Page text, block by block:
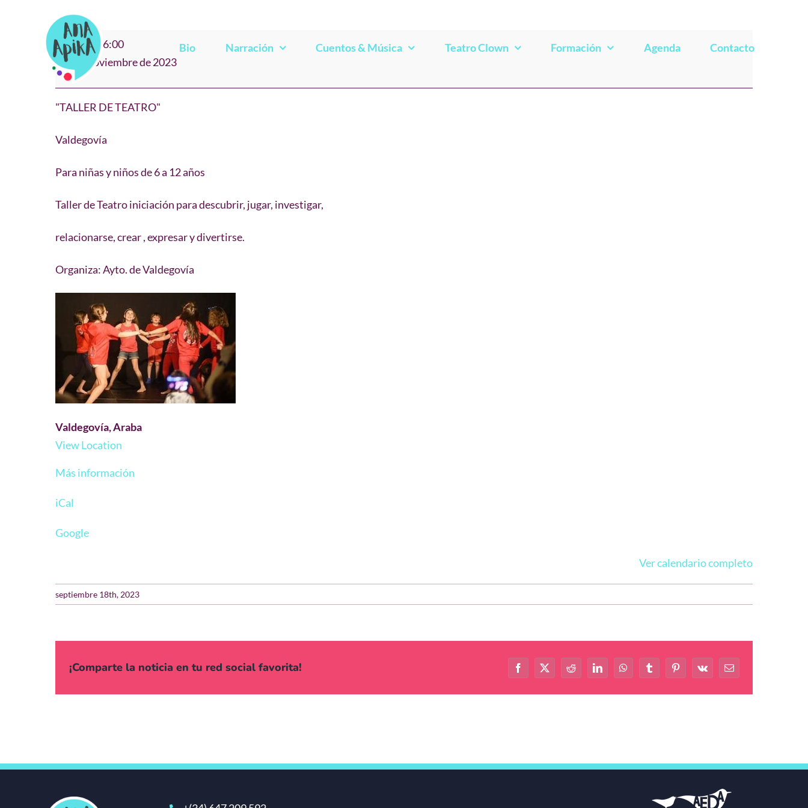
contenido
Bio Narración Cuentos & Música Teatro Clown Formación Agenda Contacto
"ANTZERKI
TAILERRA"
Valdegovía
14:30– 16:00
21 de noviembre de 2023
"TALLER DE TEATRO"
Valdegovía
Para niñas y niños de 6 a 12 años
Taller de Teatro iniciación para descubrir, jugar, investigar,
relacionarse, crear , expresar y divertirse.
Organiza: Ayto. de Valdegovía
Valdegovía, Araba
View Location
Más información
iCal
Google
Ver calendario completo
septiembre 18th, 2023
¡Comparte la noticia en tu red social favorita! Facebook
X RedditLinkedInWhatsAppTumblrPinterest
Vk
Correo
electrónico